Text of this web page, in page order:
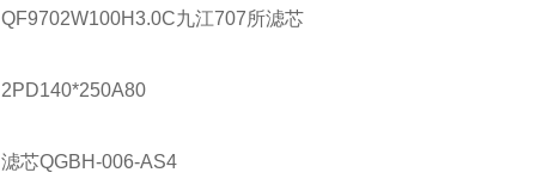
QF9702W100H3.0C九江707所滤芯
2PD140*250A80
滤芯QGBH-006-AS4